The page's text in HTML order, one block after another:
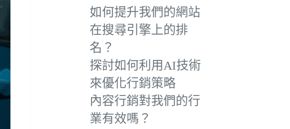
如何提升我們的網站
在搜尋引擎上的排
名？
探討如何利用AI技術
來優化行銷策略
內容行銷對我們的行
業有效嗎？